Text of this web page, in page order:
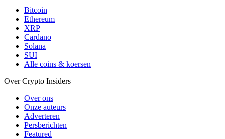
Bitcoin
Ethereum
XRP
Cardano
Solana
SUI
Alle coins & koersen
Over Crypto Insiders
Over ons
Onze auteurs
Adverteren
Persberichten
Featured